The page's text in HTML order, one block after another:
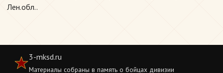
Лен.обл..
3-mksd.ru
Материалы собраны в память о бойцах дивизии